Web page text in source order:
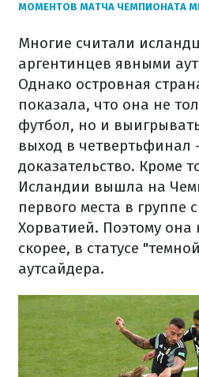
МОМЕНТОВ МАТЧА ЧЕМПИОНАТА
Многие считали
аргентинцев явными
Однако островная
показала, что она не
футбол, но и
выход в четвертьфинал
доказательство. Кроме
Исландии вышла на
первого места в группе
Хорватией. Поэтому она
скорее, в статусе
аутсайдера.